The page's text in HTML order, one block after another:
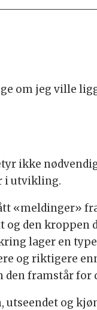
om jeg ville
ikke
i utvikling.
«meldinger»
den kroppen
lager en
og riktigere
framstår for
utseendet og